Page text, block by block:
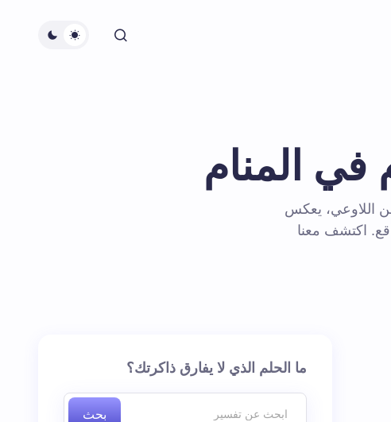
في المنام
اللاوعي، يعكس
اكتشف معنا
ما الحلم الذي لا يفارق ذاكرتك؟
بحث